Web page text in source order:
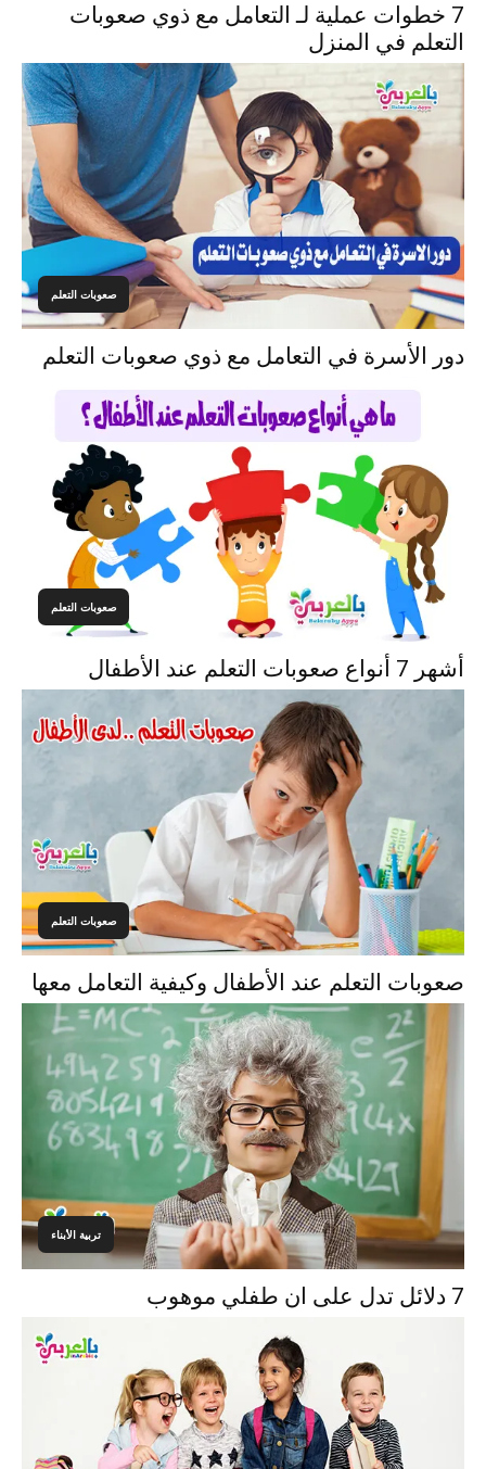
7 خطوات عملية لـ التعامل مع ذوي صعوبات
التعلم في المنزل
صعوبات التعلم
دور الأسرة في التعامل مع ذوي صعوبات التعلم
صعوبات التعلم
أشهر 7 أنواع صعوبات التعلم عند الأطفال
صعوبات التعلم
صعوبات التعلم عند الأطفال وكيفية التعامل معها
تربية الأبناء
7 دلائل تدل على ان طفلي موهوب